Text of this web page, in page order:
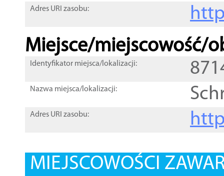
Adres URI zasobu:
Miejsce/miejscowość/
Identyfikator miejsca/lokalizacji:
Nazwa miejsca/lokalizacji:
Adres URI zasobu:
MIEJSCOWOŚCI